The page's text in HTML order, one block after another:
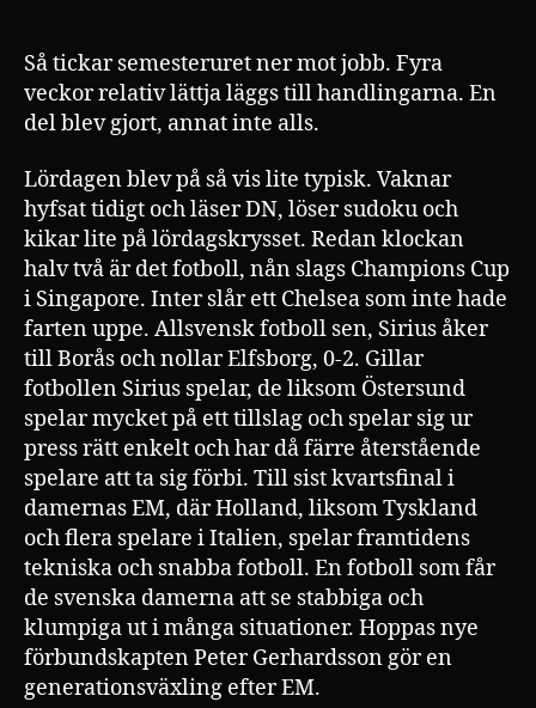
Så tickar semesteruret ner mot jobb. Fyra
veckor relativ lättja läggs till handlingarna. En
del blev gjort, annat inte alls.
Lördagen blev på så vis lite typisk. Vaknar
hyfsat tidigt och läser DN, löser sudoku och
kikar lite på lördagskrysset. Redan klockan
halv två är det fotboll, nån slags Champions Cup
i Singapore. Inter slår ett Chelsea som inte hade
farten uppe. Allsvensk fotboll sen, Sirius åker
till Borås och nollar Elfsborg, 0-2. Gillar
fotbollen Sirius spelar, de liksom Östersund
spelar mycket på ett tillslag och spelar sig ur
press rätt enkelt och har då färre återstående
spelare att ta sig förbi. Till sist kvartsfinal i
damernas EM, där Holland, liksom Tyskland
och flera spelare i Italien, spelar framtidens
tekniska och snabba fotboll. En fotboll som får
de svenska damerna att se stabbiga och
klumpiga ut i många situationer. Hoppas nye
förbundskapten Peter Gerhardsson gör en
generationsväxling efter EM.